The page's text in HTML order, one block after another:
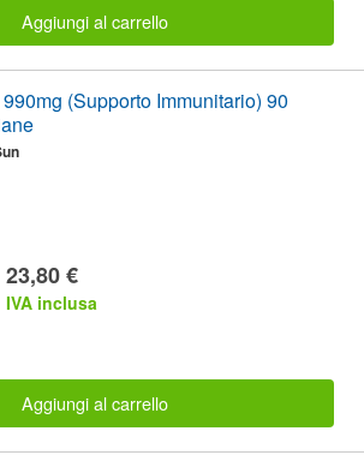
Aggiungi al carrello
(Supporto Immunitario) 90
23,80 €
IVA inclusa
Aggiungi al carrello